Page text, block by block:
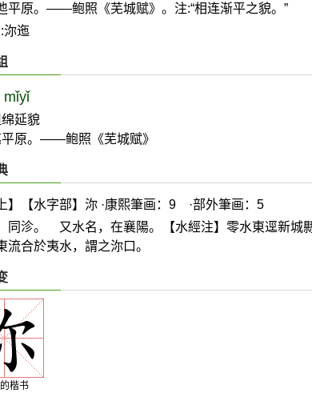
平原。——鲍照《芜城赋》。注:“相连渐平之貌。”
沵迤
mǐyǐ
延貌
原。——鲍照《芜城赋》
】【水字部】沵 ·康熙筆画：9 ·部外筆画：5
同沴。 又水名，在襄陽。【水經注】零水東逕新城
流合於夷水，謂之沵口。
楷书